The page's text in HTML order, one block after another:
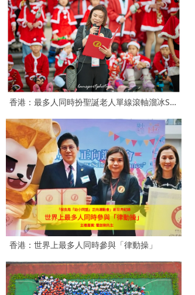
香港：最多人同時扮聖誕老人單線滾軸溜冰S形巡遊
香港：世界上最多人同時參與「律動操」